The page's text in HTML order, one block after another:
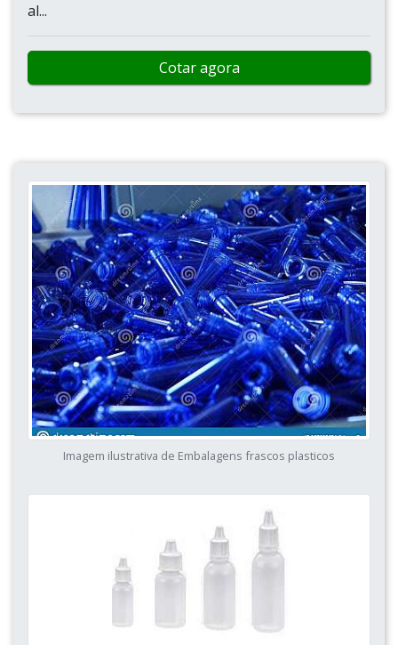
al...
Cotar agora
Imagem ilustrativa de Embalagens frascos plasticos